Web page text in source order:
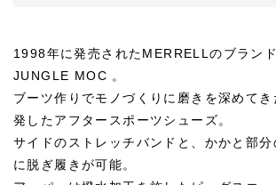
1998年に発売されたMERRELLのブランド
JUNGLE MOC 。
ブーツ作りでモノづくりに磨きを深めて
発したアフタースポーツシューズ。
サイドのストレッチバンドと、かかと部分
に脱ぎ履きが可能。